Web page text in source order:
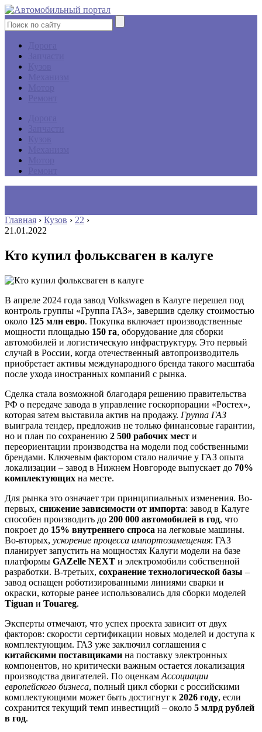
Главная › Кузов › 22 ›
21.01.2022
Кто купил фольксваген в калуге
В апреле 2024 года завод Volkswagen в Калуге перешел под
контроль группы «Группа ГАЗ», завершив сделку стоимостью
около 125 млн евро. Покупка включает производственные
мощности площадью 150 га, оборудование для сборки
автомобилей и логистическую инфраструктуру. Это первый
случай в России, когда отечественный автопроизводитель
приобретает активы международного бренда такого масштаба
после ухода иностранных компаний с рынка.
Сделка стала возможной благодаря решению правительства
РФ о передаче завода в управление госкорпорации «Ростех»,
которая затем выставила актив на продажу. Группа ГАЗ
выиграла тендер, предложив не только финансовые гарантии,
но и план по сохранению 2 500 рабочих мест и
переориентации производства на модели под собственными
брендами. Ключевым фактором стало наличие у ГАЗ опыта
локализации – завод в Нижнем Новгороде выпускает до 70%
комплектующих на месте.
Для рынка это означает три принципиальных изменения. Во-
первых, снижение зависимости от импорта: завод в Калуге
способен производить до 200 000 автомобилей в год, что
покроет до 15% внутреннего спроса на легковые машины.
Во-вторых, ускорение процесса импортозамещения: ГАЗ
планирует запустить на мощностях Калуги модели на базе
платформы GAZelle NEXT и электромобили собственной
разработки. В-третьих, сохранение технологической базы –
завод оснащен роботизированными линиями сварки и
окраски, которые ранее использовались для сборки моделей
Tiguan и Touareg.
Эксперты отмечают, что успех проекта зависит от двух
факторов: скорости сертификации новых моделей и доступа к
комплектующим. ГАЗ уже заключил соглашения с
китайскими поставщиками на поставку электронных
компонентов, но критически важным остается локализация
производства двигателей. По оценкам Ассоциации
европейского бизнеса, полный цикл сборки с российскими
комплектующими может быть достигнут к 2026 году, если
сохранится текущий темп инвестиций – около 5 млрд рублей
в год.